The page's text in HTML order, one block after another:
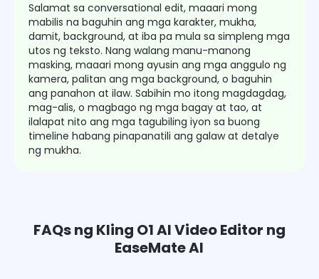
Salamat sa conversational edit, maaari mong
mabilis na baguhin ang mga karakter, mukha,
damit, background, at iba pa mula sa simpleng mga
utos ng teksto. Nang walang manu-manong
masking, maaari mong ayusin ang mga anggulo ng
kamera, palitan ang mga background, o baguhin
ang panahon at ilaw. Sabihin mo itong magdagdag,
mag-alis, o magbago ng mga bagay at tao, at
ilalapat nito ang mga tagubiling iyon sa buong
timeline habang pinapanatili ang galaw at detalye
ng mukha.
FAQs ng Kling O1 AI Video Editor ng
EaseMate AI